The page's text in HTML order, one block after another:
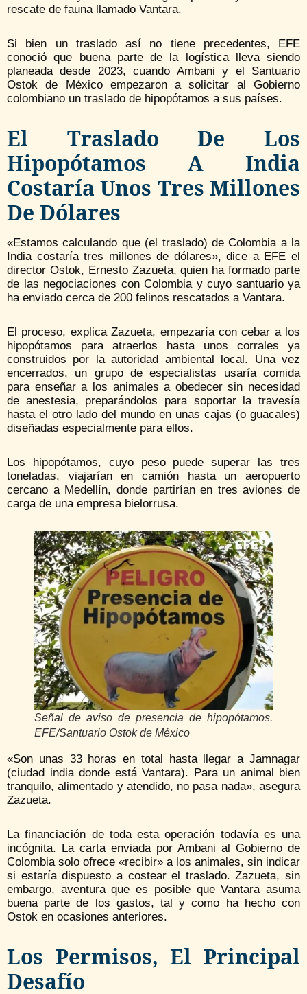
rescate de fauna llamado Vantara.
Si bien un traslado así no tiene precedentes, EFE
conoció que buena parte de la logística lleva siendo
planeada desde 2023, cuando Ambani y el Santuario
Ostok de México empezaron a solicitar al Gobierno
colombiano un traslado de hipopótamos a sus países.
El Traslado De Los
Hipopótamos A India
Costaría Unos Tres Millones
De Dólares
«Estamos calculando que (el traslado) de Colombia a la
India costaría tres millones de dólares», dice a EFE el
director Ostok, Ernesto Zazueta, quien ha formado parte
de las negociaciones con Colombia y cuyo santuario ya
ha enviado cerca de 200 felinos rescatados a Vantara.
El proceso, explica Zazueta, empezaría con cebar a los
hipopótamos para atraerlos hasta unos corrales ya
construidos por la autoridad ambiental local. Una vez
encerrados, un grupo de especialistas usaría comida
para enseñar a los animales a obedecer sin necesidad
de anestesia, preparándolos para soportar la travesía
hasta el otro lado del mundo en unas cajas (o guacales)
diseñadas especialmente para ellos.
Los hipopótamos, cuyo peso puede superar las tres
toneladas, viajarían en camión hasta un aeropuerto
cercano a Medellín, donde partirían en tres aviones de
carga de una empresa bielorrusa.
Señal de aviso de presencia de hipopótamos.
EFE/Santuario Ostok de México
«Son unas 33 horas en total hasta llegar a Jamnagar
(ciudad india donde está Vantara). Para un animal bien
tranquilo, alimentado y atendido, no pasa nada», asegura
Zazueta.
La financiación de toda esta operación todavía es una
incógnita. La carta enviada por Ambani al Gobierno de
Colombia solo ofrece «recibir» a los animales, sin indicar
si estaría dispuesto a costear el traslado. Zazueta, sin
embargo, aventura que es posible que Vantara asuma
buena parte de los gastos, tal y como ha hecho con
Ostok en ocasiones anteriores.
Los Permisos, El Principal
Desafío